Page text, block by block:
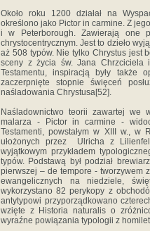
Około roku 1200 działał na
określono jako Pictor in carmine. Z
i w Peterborough. Zawierają one
chrystocentrycznym. Jest to dzieło
aż 508 typów. Nie tylko Chrystus jest
sceny z życia św. Jana Chrzciciela
Testamentu, inspiracją były także
zaczerpnięte stopnie święceń
naśladowania Chrystusa[52].
Naśladownictwo teorii zawartej we
malarza - Pictor in carmine -
Testamenti, powstałym w XIII w.,
ułożonych przez Ulricha z
wyjątkowym przykładem
typów. Podstawą był podział
pierwszej – de tempore - tworzywem
ewangelicznych na niedziele,
wykorzystano 82 perykopy z
antytypowi przyporządkowano
wzięte z Historia naturalis o
wyraźne powiązania typologii z